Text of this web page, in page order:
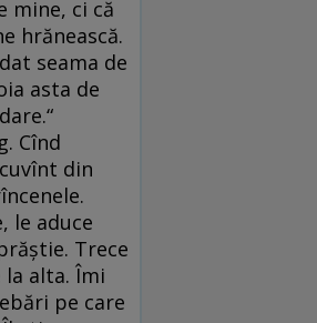
mine, ci că
hrănească.
seama de
asta de
Cînd
din
le aduce
Trece
la alta. Îmi
pe care